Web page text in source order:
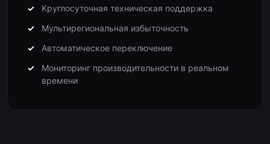
Круглосуточная техническая поддержка
Мультирегиональная избыточность
Автоматическое переключение
Мониторинг производительности в реальном
времени